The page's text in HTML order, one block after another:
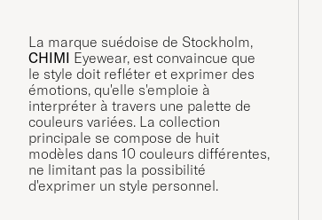
La marque suédoise de Stockholm,
CHIMI Eyewear, est convaincue que
le style doit refléter et exprimer des
émotions, qu'elle s'emploie à
interpréter à travers une palette de
couleurs variées. La collection
principale se compose de huit
modèles dans 10 couleurs différentes,
ne limitant pas la possibilité
d'exprimer un style personnel.